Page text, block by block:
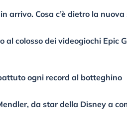
arrivo. Cosa c’è dietro la
al colosso dei videogiochi Epic
ogni record al botteghino
da star della Disney a